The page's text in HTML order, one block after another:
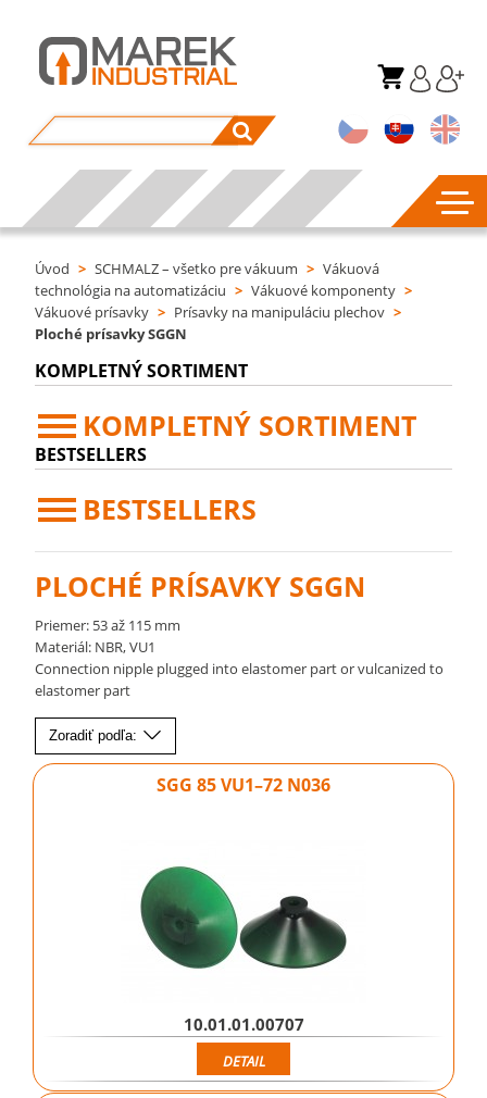
Úvod > SCHMALZ – všetko pre vákuum > Vákuová
technológia na automatizáciu > Vákuové komponenty >
Vákuové prísavky > Prísavky na manipuláciu plechov >
Ploché prísavky SGGN
KOMPLETNÝ SORTIMENT
KOMPLETNÝ SORTIMENT
BESTSELLERS
BESTSELLERS
PLOCHÉ PRÍSAVKY SGGN
Priemer: 53 až 115 mm
Materiál: NBR, VU1
Connection nipple plugged into elastomer part or vulcanized to
elastomer part
Zoradiť podľa:
SGG 85 VU1–72 N036
10.01.01.00707
DETAIL